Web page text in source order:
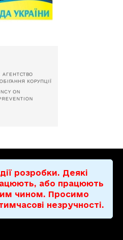
розробки. Деякі
або працюють
чином. Просимо
незручності.